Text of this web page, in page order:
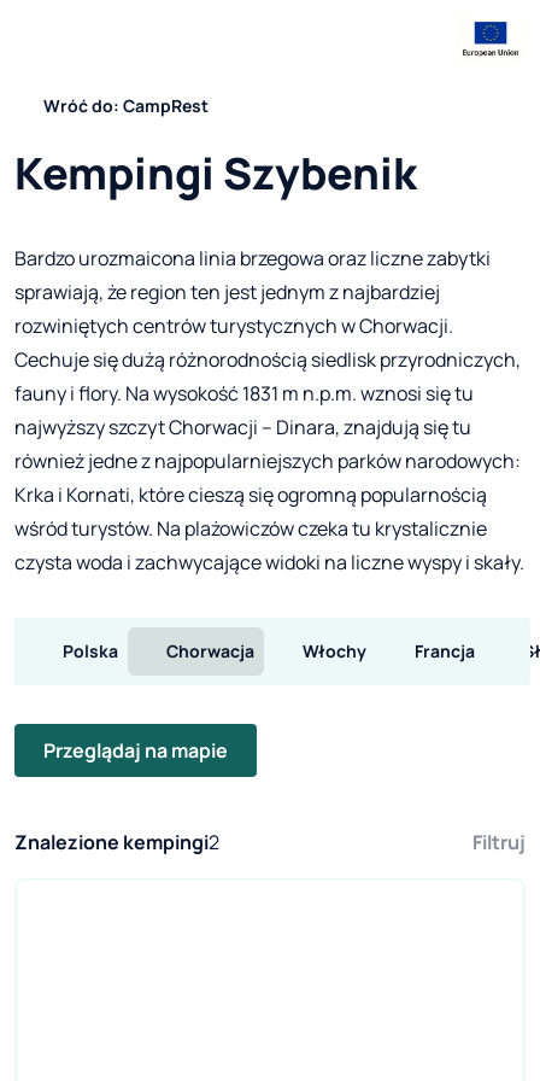
Wróć do: CampRest
Kempingi Szybenik
Bardzo urozmaicona linia brzegowa oraz liczne zabytki
sprawiają, że region ten jest jednym z najbardziej
rozwiniętych centrów turystycznych w Chorwacji.
Cechuje się dużą różnorodnością siedlisk przyrodniczych,
fauny i flory. Na wysokość 1831 m n.p.m. wznosi się tu
najwyższy szczyt Chorwacji – Dinara, znajdują się tu
również jedne z najpopularniejszych parków narodowych:
Krka i Kornati, które cieszą się ogromną popularnością
wśród turystów. Na plażowiczów czeka tu krystalicznie
czysta woda i zachwycające widoki na liczne wyspy i skały.
Polska Chorwacja Włochy Francja
Przeglądaj na mapie
Znalezione kempingi2 Filtruj